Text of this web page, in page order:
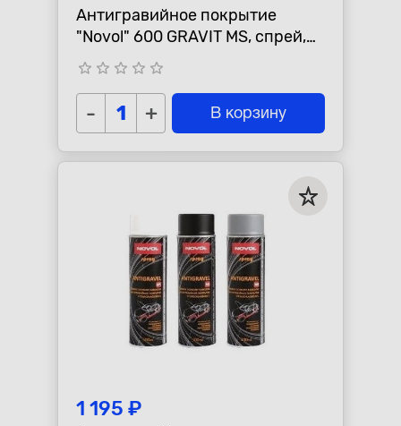
Антигравийное покрытие
"Novol" 600 GRAVIT MS, спрей,
черный
star_border star_border star_border star_border star_border
- + В корзину
1 195 ₽